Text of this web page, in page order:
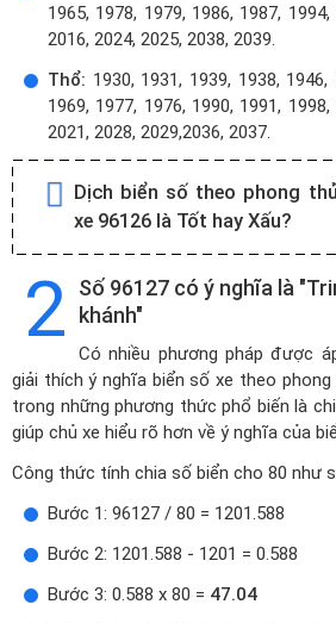
1965, 1978, 1979, 1986, 1987,
2016, 2024, 2025, 2038, 2039.
Thổ: 1930, 1931, 1939, 1938,
1969, 1977, 1976, 1990, 1991,
2021, 2028, 2029,2036, 2037.
Dịch biển số theo phong
xe 96126 là Tốt hay Xấu?
2
Số 96127 có ý nghĩa là
khánh"
Có nhiều phương pháp được
giải thích ý nghĩa biển số xe theo
trong những phương thức phổ biến là
giúp chủ xe hiểu rõ hơn về ý nghĩa của
Công thức tính chia số biển cho 80 như
Bước 1: 96127 / 80 = 1201.588
Bước 2: 1201.588 - 1201 = 0.588
Bước 3: 0.588 x 80 = 47.04